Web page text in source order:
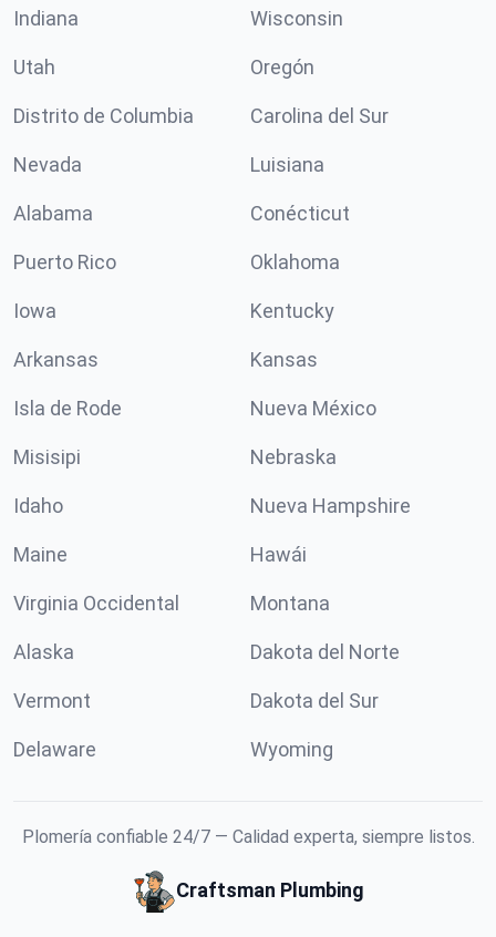
Indiana Wisconsin
Utah Oregón
Distrito de Columbia Carolina del Sur
Nevada Luisiana
Alabama Conécticut
Puerto Rico Oklahoma
Iowa Kentucky
Arkansas Kansas
Isla de Rode Nueva México
Misisipi Nebraska
Idaho Nueva Hampshire
Maine Hawái
Virginia Occidental Montana
Alaska Dakota del Norte
Vermont Dakota del Sur
Delaware Wyoming
Plomería confiable 24/7 — Calidad experta, siempre listos.
Craftsman Plumbing